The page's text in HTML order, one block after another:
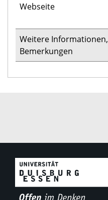
Webseite
Weitere Informationen,
Bemerkungen